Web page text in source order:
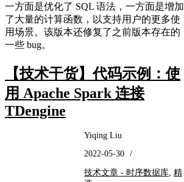
一方面是优化了 SQL 语法，一方面是增加
了大量的计算函数，以支持用户的更多使
用场景。该版本还修复了之前版本存在的
一些 bug。
【技术干货】代码示例：使
用 Apache Spark 连接
TDengine
Yiqing Liu
2022-05-30 /
技术文章 - 时序数据库 精